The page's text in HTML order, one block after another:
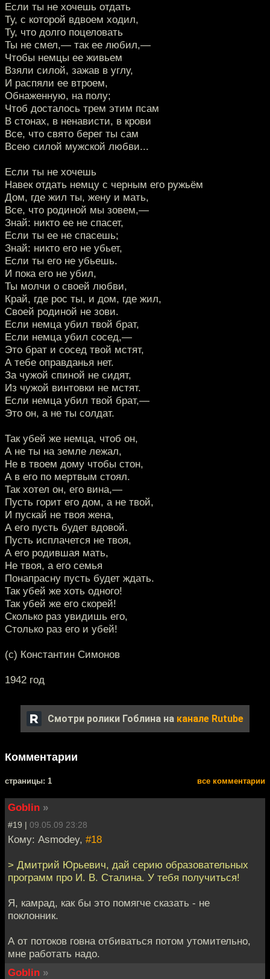
Если ты не хочешь отдать
Ту, с которой вдвоем ходил,
Ту, что долго поцеловать
Ты не смел,— так ее любил,—
Чтобы немцы ее живьем
Взяли силой, зажав в углу,
И распяли ее втроем,
Обнаженную, на полу;
Чтоб досталось трем этим псам
В стонах, в ненависти, в крови
Все, что свято берег ты сам
Всею силой мужской любви...
Если ты не хочешь
Навек отдать немцу с черным его ружьём
Дом, где жил ты, жену и мать,
Все, что родиной мы зовем,—
Знай: никто ее не спасет,
Если ты ее не спасешь;
Знай: никто его не убьет,
Если ты его не убьешь.
И пока его не убил,
Ты молчи о своей любви,
Край, где рос ты, и дом, где жил,
Своей родиной не зови.
Если немца убил твой брат,
Если немца убил сосед,—
Это брат и сосед твой мстят,
А тебе оправданья нет.
За чужой спиной не сидят,
Из чужой винтовки не мстят.
Если немца убил твой брат,—
Это он, а не ты солдат.
Так убей же немца, чтоб он,
А не ты на земле лежал,
Не в твоем дому чтобы стон,
А в его по мертвым стоял.
Так хотел он, его вина,—
Пусть горит его дом, а не твой,
И пускай не твоя жена,
А его пусть будет вдовой.
Пусть исплачется не твоя,
А его родившая мать,
Не твоя, а его семья
Понапрасну пусть будет ждать.
Так убей же хоть одного!
Так убей же его скорей!
Сколько раз увидишь его,
Столько раз его и убей!
(с) Константин Симонов
1942 год
Смотри ролики Гоблина на канале Rutube
Комментарии
cтраницы: 1 все комментарии
Goblin »
#19 | 09.05.09 23:28
Кому: Asmodey, #18
> Дмитрий Юрьевич, дай серию образовательных
программ про И. В. Сталина. У тебя получиться!
Я, камрад, как бы это помягче сказать - не
поклонник.
А от потоков говна отбиваться потом утомительно,
мне работать надо.
Goblin »